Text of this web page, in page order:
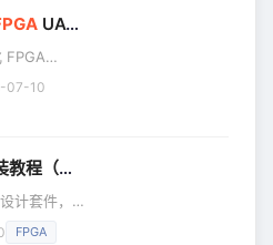
息的小伙
Region有
FPGA工程
的一个问
UAC 完整解决方案，一套平台通吃全品类 USB 音频！
FPGA
整音频解
音频 IP 核
等全品类
从入门消费
式覆盖。
07-10
程（转）
计套件，界
然更新到
FPGA